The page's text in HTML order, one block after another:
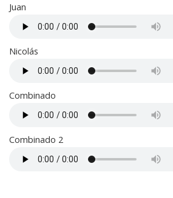
Juan
Nicolás
Combinado
Combinado 2